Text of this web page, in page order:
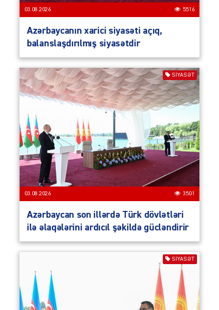
03.08.2026 5516
Azərbaycanın xarici siyasəti açıq,
balanslaşdırılmış siyasətdir
SIYASƏT
03.08.2026 3501
Azərbaycan son illərdə Türk dövlətləri
ilə əlaqələrini ardıcıl şəkildə gücləndirir
SIYASƏT